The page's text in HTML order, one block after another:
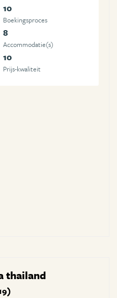
10
Boekingsproces
8
Accommodatie(s)
10
Prijs-kwaliteit
thailand